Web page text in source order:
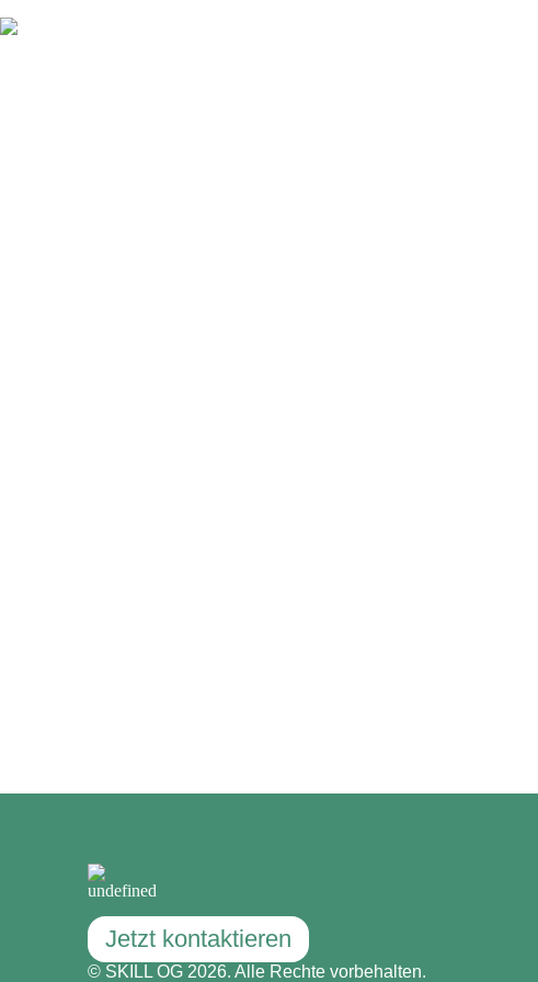
Jetzt kontaktieren
© SKILL OG 2026. Alle Rechte vorbehalten.